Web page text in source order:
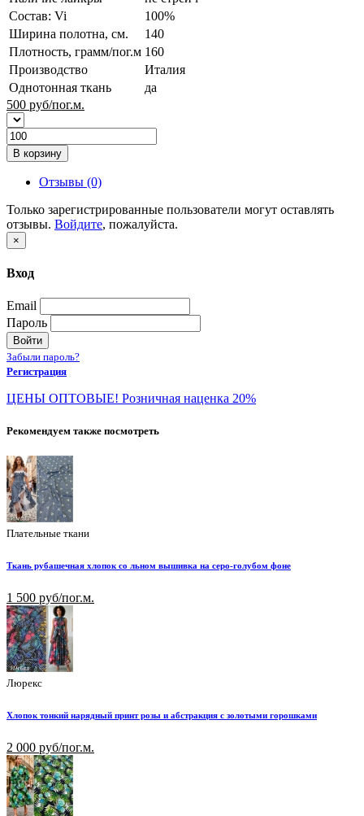
Состав: Vi
100%
Ширина полотна, см.
140
Плотность, грамм/пог.м 160
Производство
Италия
Однотонная ткань
да
500 руб/пог.м.
В корзину
Отзывы (0)
Только зарегистрированные пользователи могут оставлять
отзывы. Войдите, пожалуйста.
×
Вход
Email
Пароль
Войти
Забыли пароль?
Регистрация
ЦЕНЫ ОПТОВЫЕ! Розничная наценка 20%
Рекомендуем также посмотреть
Плательные ткани
Ткань рубашечная хлопок со льном вышивка на серо-голубом фоне
1 500 руб/пог.м.
Люрекс
Хлопок тонкий нарядный принт розы и абстракция с золотыми горошками
2 000 руб/пог.м.